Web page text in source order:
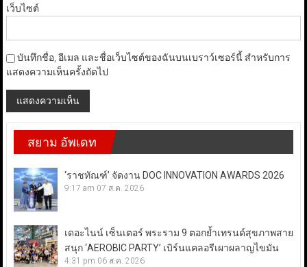
เว็บไซต์
บันทึกชื่อ, อีเมล และชื่อเว็บไซต์ของฉันบนเบราว์เซอร์นี้ สำหรับการ
แสดงความเห็นครั้งถัดไป
สยาม อัพเดท
‘ราชทัณฑ์’ จัดงาน DOC INNOVATION AWARDS 2026
9:17 am 07 ส.ค. 2026
เดอะไนน์ เซ็นเตอร์ พระราม 9 ตอกย้ำเทรนด์สุขภาพสาย
สนุก ‘AEROBIC PARTY’ เบิร์นแคลอรีเผาผลาญไขมัน
4:31 pm 06 ส.ค. 2026